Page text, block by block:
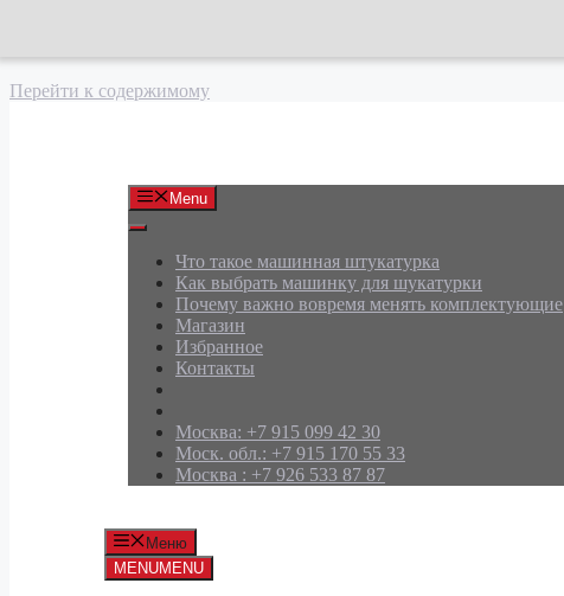
Перейти к содержимому
Menu
Что такое машинная штукатурка
Как выбрать машинку для шукатурки
Почему важно вовремя менять комплектующие
Магазин
Избранное
Контакты
Москва: +7 915 099 42 30
Моск. обл.: +7 915 170 55 33
Москва : +7 926 533 87 87
Меню
MENUMENU